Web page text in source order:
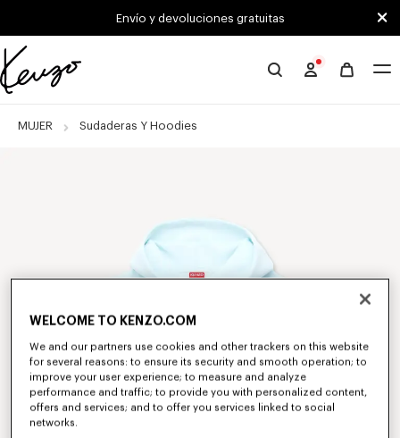
Skip to main content
Skip to footer contentEnvío y devoluciones gratuitas
Página
MUJER Sudaderas Y Hoodies
WELCOME TO KENZO.COM
We and our partners use cookies and other trackers on this website
for several reasons: to ensure its security and smooth operation; to
improve your user experience; to measure and analyze
performance and traffic; to provide you with personalized content,
offers and services; and to offer you services linked to social
networks.